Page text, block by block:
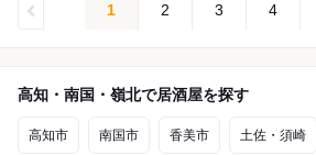
1 2 3 4
高知・南国・嶺北で居酒屋を探す
高知市 南国市 香美市 土佐・須崎